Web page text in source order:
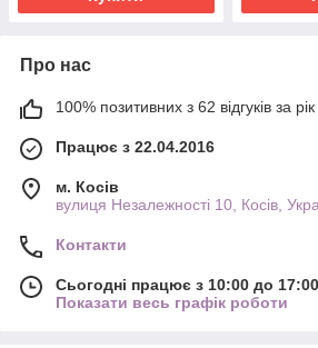
Про нас
100% позитивних з 62 відгуків за рік
Працює з 22.04.2016
м. Косів
вулиця Незалежності 10, Косів,
Контакти
Сьогодні працює з 10:00 до 17:00
Показати весь графік роботи